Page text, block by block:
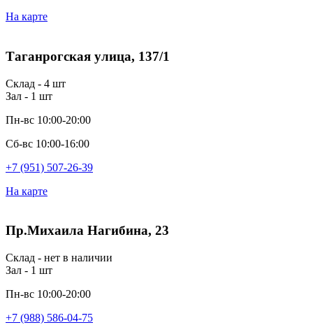
На карте
Таганрогская улица, 137/1
Склад - 4 шт
Зал - 1 шт
Пн-вс 10:00-20:00
Сб-вс 10:00-16:00
+7 (951) 507-26-39
На карте
Пр.Михаила Нагибина, 23
Склад - нет в наличии
Зал - 1 шт
Пн-вс 10:00-20:00
+7 (988) 586-04-75